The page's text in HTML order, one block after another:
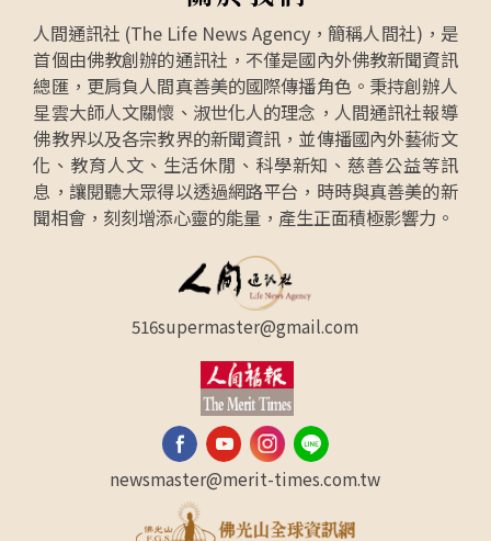
人間通訊社 (The Life News Agency，簡稱人間社)，是
首個由佛教創辦的通訊社，不僅是國內外佛教新聞資訊
總匯，更肩負人間真善美的國際傳播角色。秉持創辦人
星雲大師人文關懷、淑世化人的理念，人間通訊社報導
佛教界以及各宗教界的新聞資訊，並傳播國內外藝術文
化、教育人文、生活休閒、科學新知、慈善公益等訊
息，讓閱聽大眾得以透過網路平台，時時與真善美的新
聞相會，刻刻增添心靈的能量，產生正面積極影響力。
516supermaster@gmail.com
newsmaster@merit-times.com.tw